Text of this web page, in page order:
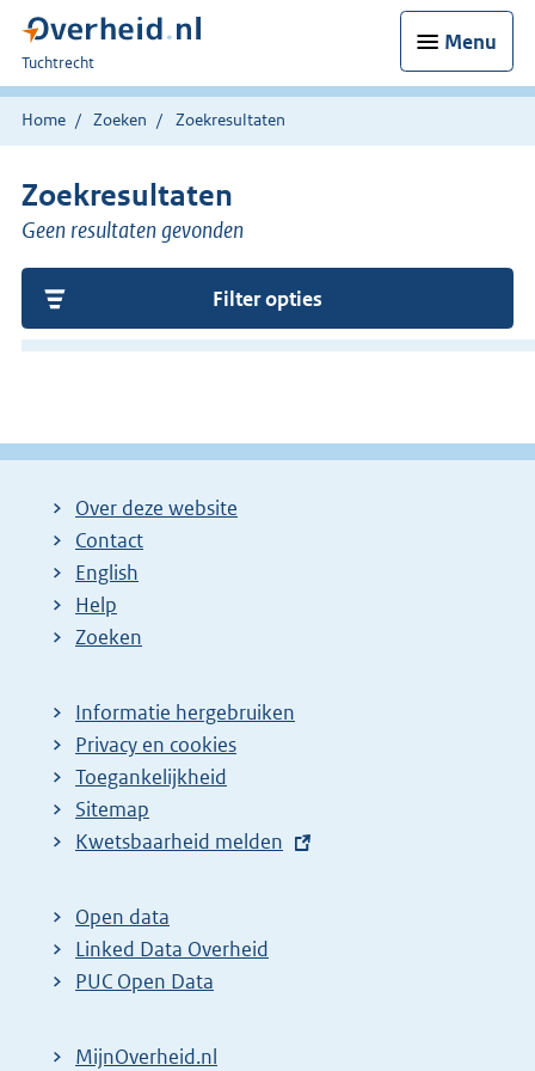
Menu
U
bent
hier:
Tuchtrecht
Home Zoeken Zoekresultaten
Zoekresultaten
Geen resultaten gevonden
Filter opties
Over deze website
Contact
English
Help
Zoeken
Informatie hergebruiken
Privacy en cookies
Toegankelijkheid
Sitemap
E
t
e
r
Kwetsbaarheid melden
Open data
Linked Data Overheid
PUC Open Data
MijnOverheid.nl